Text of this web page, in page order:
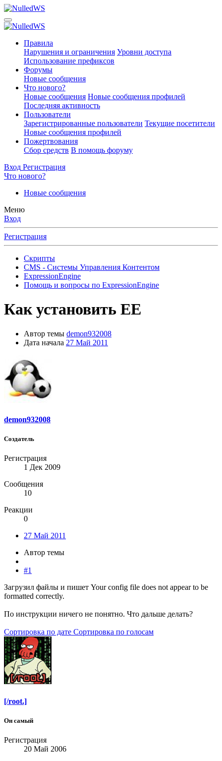
Правила
Нарушения и ограничения Уровни доступа
Использование префиксов
Форумы
Новые сообщения
Что нового?
Новые сообщения Новые сообщения профилей
Последняя активность
Пользователи
Зарегистрированные пользователи Текущие посетители
Новые сообщения профилей
Пожертвования
Сбор средств В помощь форуму
Вход Регистрация
Что нового?
Новые сообщения
Меню
Вход
Регистрация
Скрипты
CMS - Системы Управления Контентом
ExpressionEngine
Помощь и вопросы по ExpressionEngine
Как установить EE
Автор темы demon932008
Дата начала 27 Май 2011
demon932008
Создатель
Регистрация
1 Дек 2009
Сообщения
10
Реакции
0
27 Май 2011
Автор темы
#1
Загрузил файлы и пишет Your config file does not appear to be
formatted correctly.
По инструкции ничего не понятно. Что дальше делать?
Сортировка по дате Сортировка по голосам
[/root.]
Он самый
Регистрация
20 Май 2006